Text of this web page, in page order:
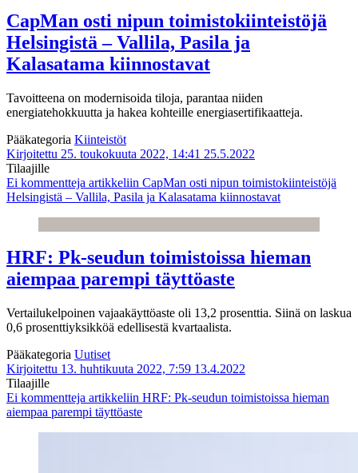
CapMan osti nipun toimistokiinteistöjä
Helsingistä – Vallila, Pasila ja
Kalasatama kiinnostavat
Tavoitteena on modernisoida tiloja, parantaa niiden
energiatehokkuutta ja hakea kohteille energiasertifikaatteja.
Pääkategoria Kiinteistöt
Kirjoitettu 25. toukokuuta 2022, 14:41 25.5.2022
Tilaajille
Ei kommentteja artikkeliin CapMan osti nipun toimistokiinteistöjä
Helsingistä – Vallila, Pasila ja Kalasatama kiinnostavat
HRF: Pk-seudun toimistoissa hieman
aiempaa parempi täyttöaste
Vertailukelpoinen vajaakäyttöaste oli 13,2 prosenttia. Siinä on laskua
0,6 prosenttiyksikköä edellisestä kvartaalista.
Pääkategoria Uutiset
Kirjoitettu 13. huhtikuuta 2022, 7:59 13.4.2022
Tilaajille
Ei kommentteja artikkeliin HRF: Pk-seudun toimistoissa hieman
aiempaa parempi täyttöaste